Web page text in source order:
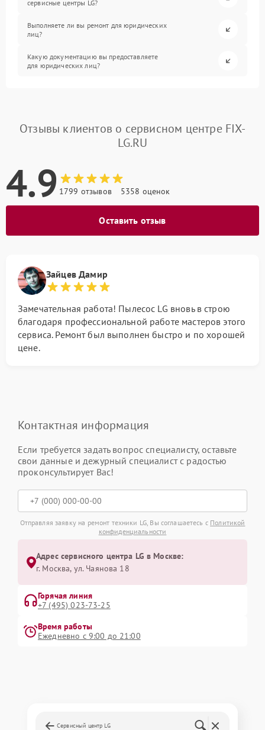
сервисные центры LG?
Выполняете ли вы ремонт для юридических
лиц?
Какую документацию вы предоставляете
для юридических лиц?
Отзывы клиентов о сервисном центре FIX-
LG.RU
4.9 1799 отзывов 5358 оценок
Оставить отзыв
Зайцев Дамир
Замечательная работа! Пылесос LG вновь в строю
благодаря профессиональной работе мастеров этого
сервиса. Ремонт был выполнен быстро и по хорошей
цене.
Контактная информация
Если требуется задать вопрос специалисту, оставьте
свои данные и дежурный специалист с радостью
проконсультирует Вас!
Отправляя заявку на ремонт техники LG, Вы соглашаетесь с Политикой
конфиденциальности
Адрес сервисного центра LG в Москве:
г. Москва, ул. Чаянова 18
Горячая линия
+7 (495) 023-73-25
Время работы
Ежедневно с 9:00 до 21:00
Сервисный центр LG